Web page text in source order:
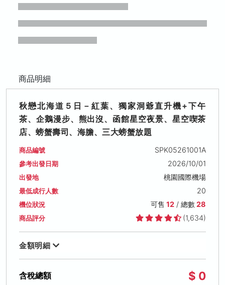
商品明細
秋戀北海道５日－紅葉、獨家洞爺直升機+下午
茶、企鵝漫步、熊出沒、函館星空夜景、星空喫茶
店、螃蟹壽司、海膽、三大螃蟹放題
商品編號 SPK05261001A
參考出發日期 2026/10/01
出發地 桃園國際機場
最低成行人數 20
機位狀況 可售 12/ 總數28
商品評分 (1,634)
金額明細
含稅總額 $ 0